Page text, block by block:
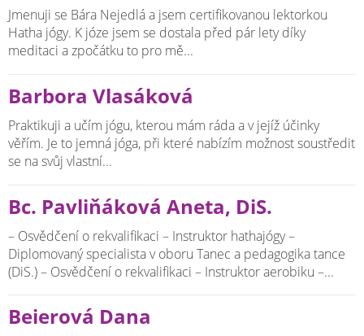
Jmenuji se Bára Nejedlá a jsem certifikovanou lektorkou
Hatha jógy. K józe jsem se dostala před pár lety díky
meditaci a zpočátku to pro mě...
Barbora Vlasáková
Praktikuji a učím jógu, kterou mám ráda a v jejíž účinky
věřím. Je to jemná jóga, při které nabízím možnost soustředit
se na svůj vlastní...
Bc. Pavliňáková Aneta, DiS.
– Osvědčení o rekvalifikaci – Instruktor hathajógy –
Diplomovaný specialista v oboru Tanec a pedagogika tance
(DiS.) – Osvědčení o rekvalifikaci – Instruktor aerobiku –...
Beierová Dana